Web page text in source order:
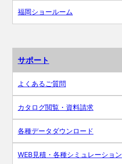
福岡ショールーム
サポート
よくあるご質問
カタログ閲覧・資料請求
各種データダウンロード
WEB見積・各種シミュレーション